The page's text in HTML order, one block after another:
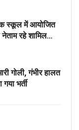
स्कूल में आयोजित
रहे शामिल…
गोली, गंभीर हालत
भर्ती